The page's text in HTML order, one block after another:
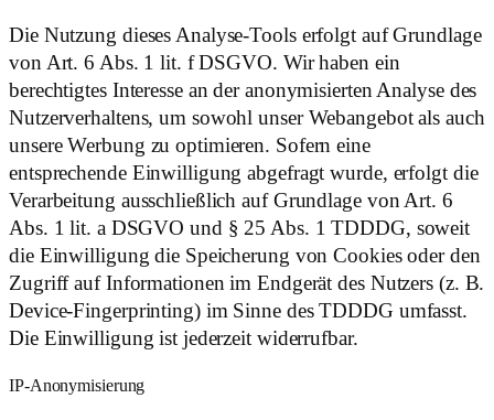
Die Nutzung dieses Analyse-Tools erfolgt auf Grundlage
von Art. 6 Abs. 1 lit. f DSGVO. Wir haben ein
berechtigtes Interesse an der anonymisierten Analyse des
Nutzerverhaltens, um sowohl unser Webangebot als auch
unsere Werbung zu optimieren. Sofern eine
entsprechende Einwilligung abgefragt wurde, erfolgt die
Verarbeitung ausschließlich auf Grundlage von Art. 6
Abs. 1 lit. a DSGVO und § 25 Abs. 1 TDDDG, soweit
die Einwilligung die Speicherung von Cookies oder den
Zugriff auf Informationen im Endgerät des Nutzers (z. B.
Device-Fingerprinting) im Sinne des TDDDG umfasst.
Die Einwilligung ist jederzeit widerrufbar.
IP-Anonymisierung